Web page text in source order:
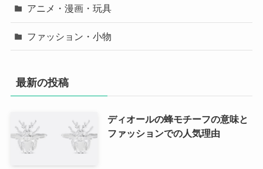
アニメ・漫画・玩具
ファッション・小物
最新の投稿
ディオールの蜂モチーフの意味と
ファッションでの人気理由